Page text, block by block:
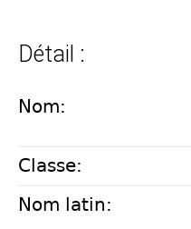
Détail :
Nom:
Classe:
Nom latin: